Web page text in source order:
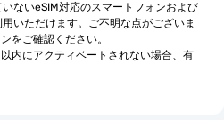
ないeSIM対応のスマートフォンおよび
いただけます。ご不明な点がございま
をご確認ください。
内にアクティベートされない場合、有